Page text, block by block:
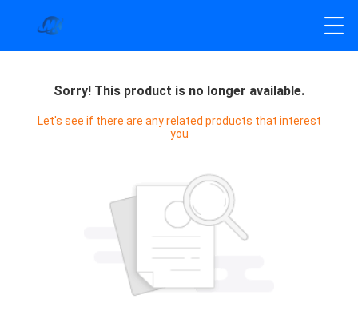
Sorry! This product is no longer available.
Let's see if there are any related products that interest
you